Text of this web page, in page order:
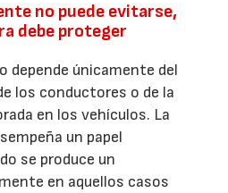
no puede evitarse,
debe proteger
depende únicamente del
los conductores o de la
en los vehículos. La
un papel
se produce un
en aquellos casos